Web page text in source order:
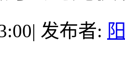
| 发布者: